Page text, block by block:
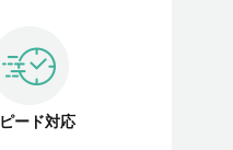
ード対応